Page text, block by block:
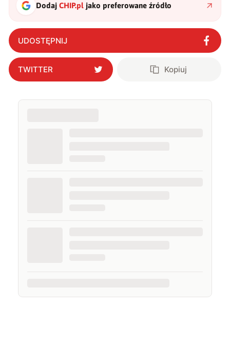
DodajCHIP.pl jako preferowane źródło
UDOSTĘPNIJ
TWITTER Kopiuj